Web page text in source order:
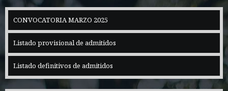
CONVOCATORIA MARZO 2025
Listado provisional de admitidos
Listado definitivos de admitidos